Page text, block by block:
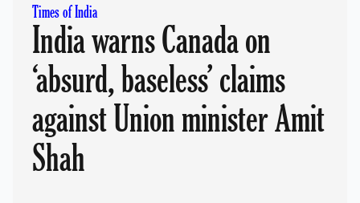
Times of India
India warns Canada on
‘absurd, baseless’ claims
against Union minister Amit
Shah